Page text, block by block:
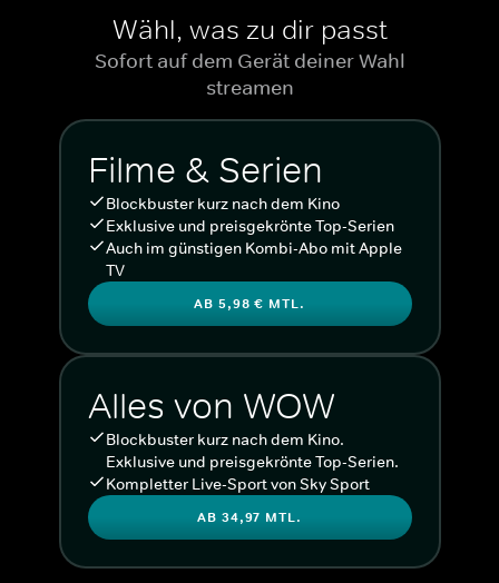
Wähl, was zu dir passt
Sofort auf dem Gerät deiner Wahl
streamen
Filme & Serien
Blockbuster kurz nach dem Kino
Exklusive und preisgekrönte Top-Serien
Auch im günstigen Kombi-Abo mit Apple
TV
AB 5,98 € MTL.
Alles von WOW
Blockbuster kurz nach dem Kino.
Exklusive und preisgekrönte Top-Serien.
Kompletter Live-Sport von Sky Sport
AB 34,97 MTL.